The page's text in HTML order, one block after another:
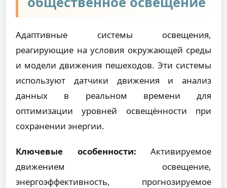
Адаптивные системы освещения,
реагирующие на условия окружающей среды
и модели движения пешеходов. Эти системы
используют датчики движения и анализ
данных в реальном времени для
оптимизации уровней освещённости при
сохранении энергии.
Ключевые особенности: Активируемое
движением освещение,
энергоэффективность, прогнозируемое